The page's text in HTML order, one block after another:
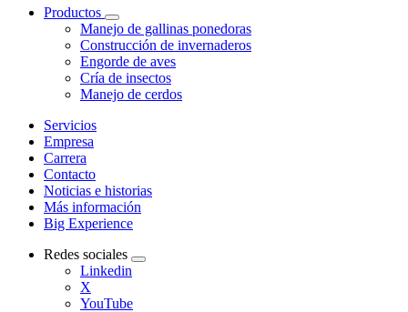
Productos
Manejo de gallinas ponedoras
Construcción de invernaderos
Engorde de aves
Cría de insectos
Manejo de cerdos
Servicios
Empresa
Carrera
Contacto
Noticias e historias
Más información
Big Experience
Redes sociales
Linkedin
X
YouTube